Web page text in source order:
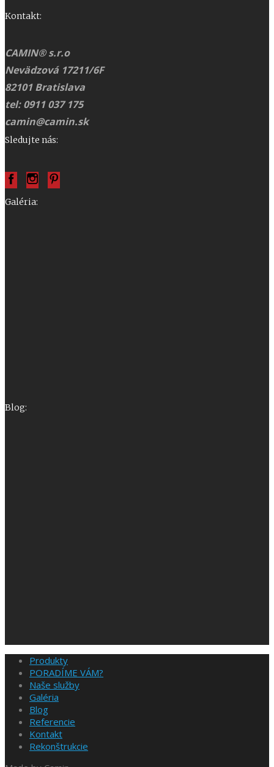
Kontakt:
CAMIN® s.r.o
Nevädzová 17211/6F
82101 Bratislava
tel: 0911 037 175
camin@camin.sk
Sledujte nás:
Galéria:
Blog:
Produkty
PORADÍME VÁM?
Naše služby
Galéria
Blog
Referencie
Kontakt
Rekonštrukcie